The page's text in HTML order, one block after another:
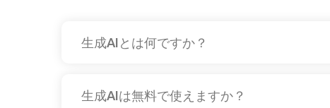
生成AIとは何ですか？
生成AIは無料で使えますか？